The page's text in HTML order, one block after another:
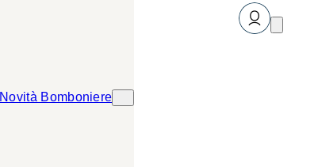
Novità Bomboniere